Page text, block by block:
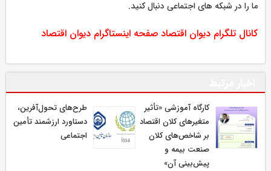
ما را در شبکه های اجتماعی دنبال کنید.
کانال تلگرام دیوان اقتصاد صفحه اینستاگرام دیوان اقتصاد
كارگاه آموزشی «تأثیر
متغیرهای كلان اقتصاد
بر شاخص‌های كلان
صنعت بیمه و
پیش‌بینی آن»
طرح‌های تحول‌آفرین،
دستاورد ارزشمند تأمین
اجتماعی